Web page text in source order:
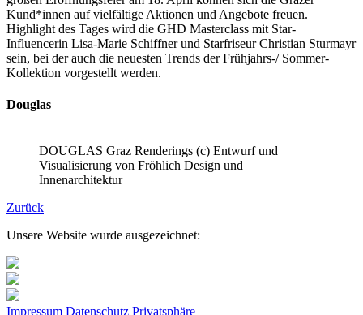
Kund*innen auf vielfältige Aktionen und Angebote freuen.
Highlight des Tages wird die GHD Masterclass mit Star-
Influencerin Lisa-Marie Schiffner und Starfriseur Christian Sturmayr
sein, bei der auch die neuesten Trends der Frühjahrs-/ Sommer-
Kollektion vorgestellt werden.
Douglas
DOUGLAS Graz Renderings (c) Entwurf und
Visualisierung von Fröhlich Design und
Innenarchitektur
Zurück
Unsere Website wurde ausgezeichnet:
Impressum Datenschutz Privatsphäre